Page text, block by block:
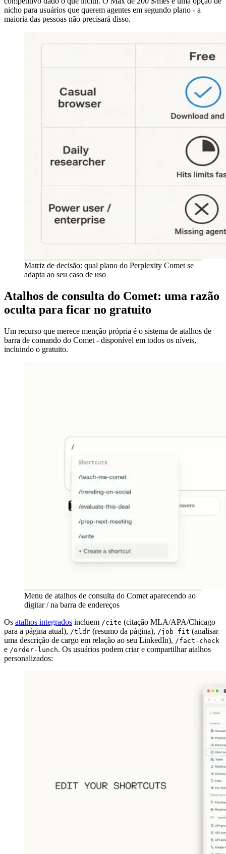
nicho para usuários que querem agentes em segundo plano - a
maioria das pessoas não precisará disso.
Matriz de decisão: qual plano do Perplexity Comet se
adapta ao seu caso de uso
Atalhos de consulta do Comet: uma razão
oculta para ficar no gratuito
Um recurso que merece menção própria é o sistema de atalhos de
barra de comando do Comet - disponível em todos os níveis,
incluindo o gratuito.
Menu de atalhos de consulta do Comet aparecendo ao
digitar / na barra de endereços
Os atalhos integrados incluem /cite (citação MLA/APA/Chicago
para a página atual), /tldr (resumo da página), /job-fit (analisar
uma descrição de cargo em relação ao seu LinkedIn), /fact-check
e /order-lunch. Os usuários podem criar e compartilhar atalhos
personalizados: